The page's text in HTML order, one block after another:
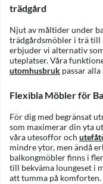
trädgård
Njut av måltider under
trädgårdsmöbler i trä till
erbjuder vi alternativ
uteplatser. Våra
utomhusbruk passar
Flexibla Möbler för
För dig med begränsat
som maximerar din yta
våra utesoffor och
mindre ytor, men ändå
balkongmöbler finns i
till bekväma loungeset i
att tumma på komforten.